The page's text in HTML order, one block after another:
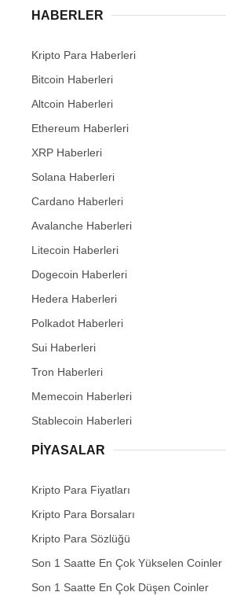
HABERLER
Kripto Para Haberleri
Bitcoin Haberleri
Altcoin Haberleri
Ethereum Haberleri
XRP Haberleri
Solana Haberleri
Cardano Haberleri
Avalanche Haberleri
Litecoin Haberleri
Dogecoin Haberleri
Hedera Haberleri
Polkadot Haberleri
Sui Haberleri
Tron Haberleri
Memecoin Haberleri
Stablecoin Haberleri
PIYASALAR
Kripto Para Fiyatları
Kripto Para Borsaları
Kripto Para Sözlüğü
Son 1 Saatte En Çok Yükselen Coinler
Son 1 Saatte En Çok Düşen Coinler